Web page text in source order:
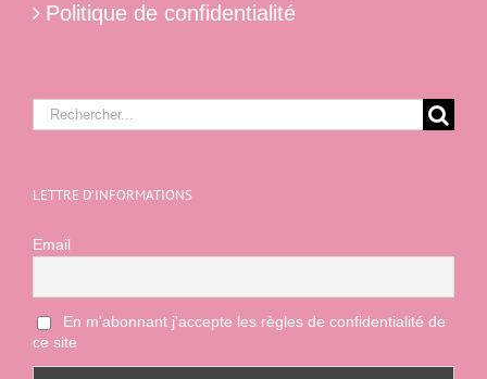
Politique de confidentialité
Rechercher:
LETTRE D’INFORMATIONS
Email
En m'abonnant j'accepte les règles de confidentialité de
ce site